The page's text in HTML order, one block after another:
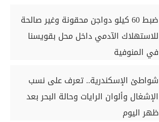
ضبط 60 كيلو دواجن محقونة وغير صالحة
للاستهلاك الآدمي داخل محل بقويسنا
في المنوفية
شواطئ الإسكندرية.. تعرف على نسب
الإشغال وألوان الرايات وحالة البحر بعد
ظهر اليوم